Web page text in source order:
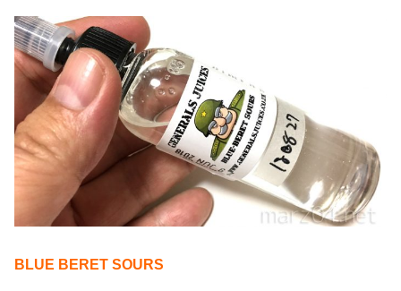
BLUE BERET SOURS